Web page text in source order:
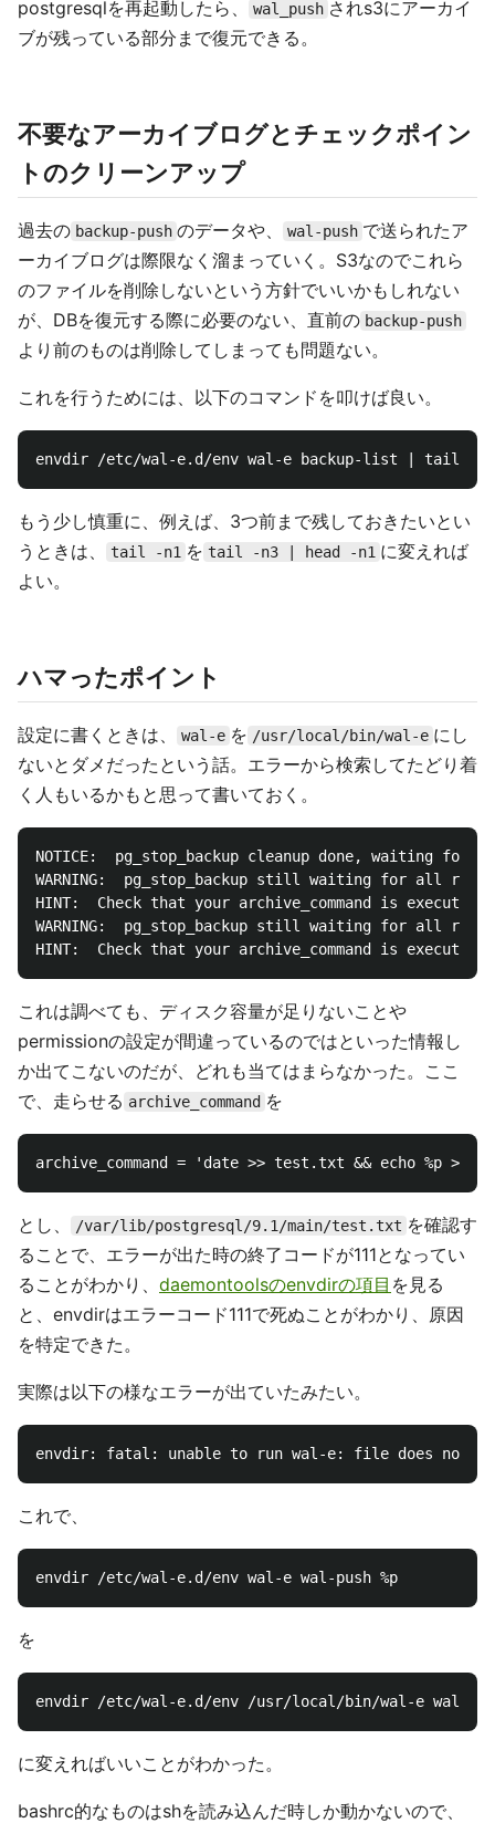
postgresqlを再起動したら、 wal_push されs3にアーカイ
ブが残っている部分まで復元できる。
不要なアーカイブログとチェックポイン
トのクリーンアップ
過去の backup-push のデータや、 wal-push で送られたア
ーカイブログは際限なく溜まっていく。S3なのでこれら
のファイルを削除しないという方針でいいかもしれない
が、DBを復元する際に必要のない、直前の backup-push
より前のものは削除してしまっても問題ない。
これを行うためには、以下のコマンドを叩けば良い。
もう少し慎重に、例えば、3つ前まで残しておきたいとい
うときは、
tail -n1 を tail -n3 | head -n1 に変えれば
よい。
ハマったポイント
設定に書くときは、 wal-e を /usr/local/bin/wal-e にし
ないとダメだったという話。エラーから検索してたどり着
く人もいるかもと思って書いておく。
NOTICE:  pg_stop_backup cleanup done, waiting for
WARNING:  pg_stop_backup still waiting for all
HINT:  Check that your archive_command is
WARNING:  pg_stop_backup still waiting for all
これは調べても、ディスク容量が足りないことや
permissionの設定が間違っているのではといった情報し
か出てこないのだが、どれも当てはまらなかった。ここ
で、走らせる archive_command を
とし、 /var/lib/postgresql/9.1/main/test.txt を確認す
ることで、エラーが出た時の終了コードが111となってい
ることがわかり、 daemontoolsのenvdirの項目 を見る
と、envdirはエラーコード111で死ぬことがわかり、原因
を特定できた。
実際は以下の様なエラーが出ていたみたい。
これで、
を
に変えればいいことがわかった。
bashrc的なものはshを読み込んだ時しか動かないので、